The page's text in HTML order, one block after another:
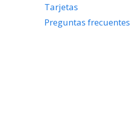
Tarjetas
Preguntas frecuentes